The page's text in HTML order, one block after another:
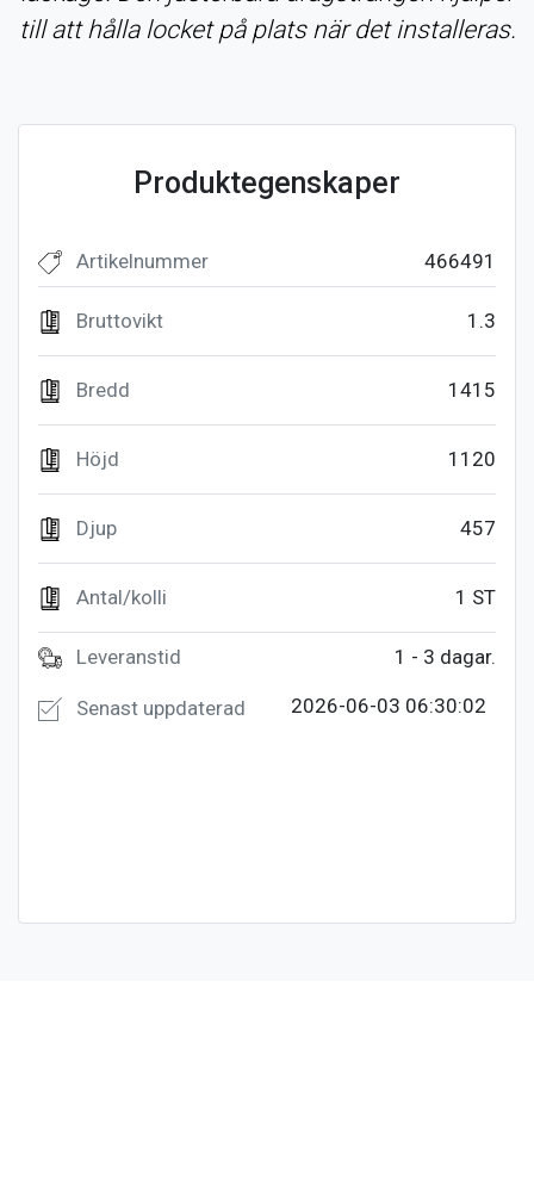
till att hålla locket på plats när det installeras.
Produktegenskaper
466491
Artikelnummer
1.3
Bruttovikt
1415
Bredd
1120
Höjd
457
Djup
1 ST
Antal/kolli
1 - 3 dagar.
Leveranstid
2026-06-03 06:30:02
Senast uppdaterad